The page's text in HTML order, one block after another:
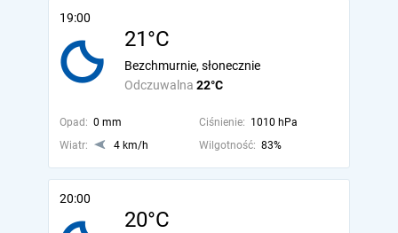
19:00
21°C
Odczuwalna 22°C
Bezchmurnie, słonecznie
Opad: 0 mm Ciśnienie: 1010 hPa
Wiatr:
4 km/h Wilgotność: 83%
20:00
20°C